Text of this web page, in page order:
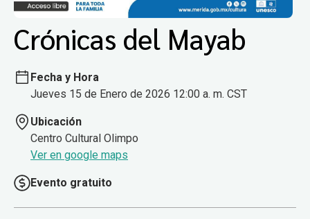
Crónicas del Mayab
Fecha y Hora
Jueves 15 de Enero de 2026 12:00 a. m. CST
Ubicación
Centro Cultural Olimpo
Ver en google maps
Evento gratuito